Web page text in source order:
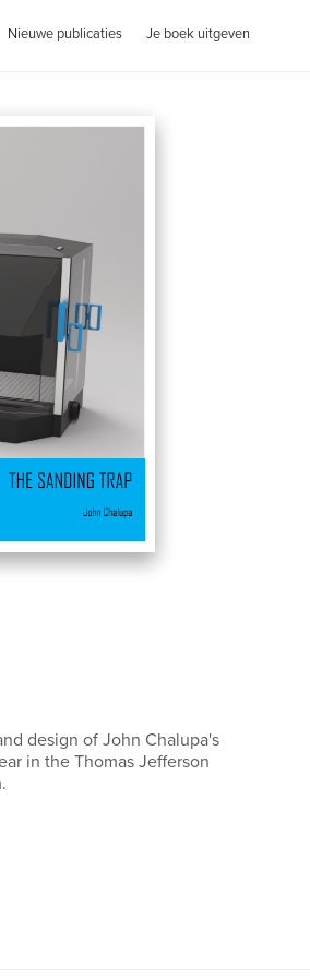
Nieuwe publicaties Je boek uitgeven
design of John Chalupa's
in the Thomas Jefferson